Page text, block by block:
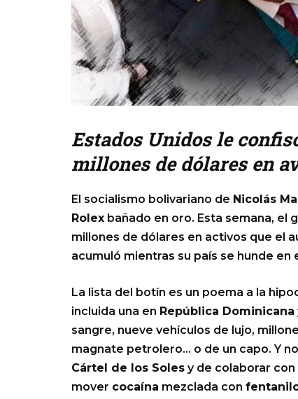
Estados Unidos le
millones de dólares en
El socialismo bolivariano de Nicolás
Rolex bañado en oro. Esta semana, el
millones de dólares en activos que el
acumuló mientras su país se hunde en
La lista del botín es un poema a la
incluida una en República Dominicana
sangre, nueve vehículos de lujo,
magnate petrolero… o de un capo. Y
Cártel de los Soles y de colaborar con
mover cocaína mezclada con